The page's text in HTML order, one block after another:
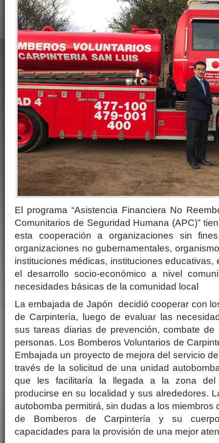
El programa “Asistencia Financiera No
Comunitarios de Seguridad Humana (APC)”
esta cooperación a organizaciones sin
organizaciones no gubernamentales,
instituciones médicas, instituciones educativas,
el desarrollo socio-económico a nivel
necesidades básicas de la comunidad local
La embajada de Japón decidió cooperar con
de Carpintería, luego de evaluar las
sus tareas diarias de prevención, combate
personas. Los Bomberos Voluntarios de
Embajada un proyecto de mejora del servicio
través de la solicitud de una unidad
que les facilitaría la llegada a la zona del
producirse en su localidad y sus alrededores.
autobomba permitirá, sin dudas a los miembros
de Bomberos de Carpintería y su
capacidades para la provisión de una mejor